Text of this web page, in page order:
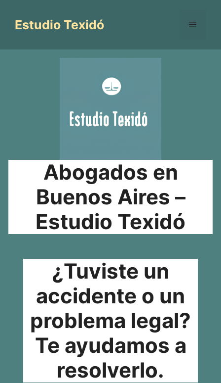
contenido
Estudio Texidó Menú
Abogados en
Buenos Aires –
Estudio Texidó
¿Tuviste un
accidente o un
problema legal?
Te ayudamos a
resolverlo.